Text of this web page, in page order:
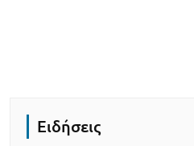
Ειδήσεις